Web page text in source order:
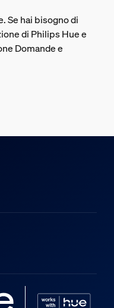
Se hai bisogno di
di Philips Hue e
Domande e